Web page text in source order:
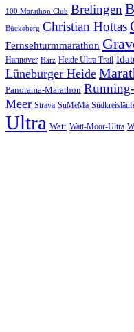
100 Marathon Club Brelingen
Bückeberg Christian Hottas
Fernsehturmmarathon
Hannover Harz Heide Ultra Trail
Lüneburger Heide
Panorama-Marathon
Meer Strava SuMeMa
Ultra Watt Watt-Moor-Ultra